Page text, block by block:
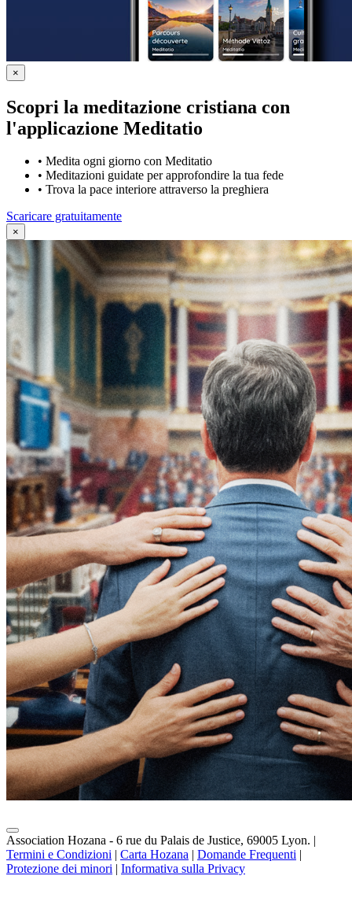
×
Scopri la meditazione cristiana con
l'applicazione Meditatio
• Medita ogni giorno con Meditatio
• Meditazioni guidate per approfondire la tua fede
• Trova la pace interiore attraverso la preghiera
Scaricare gratuitamente
×
Association Hozana - 6 rue du Palais de Justice, 69005 Lyon. |
Termini e Condizioni | Carta Hozana | Domande Frequenti |
Protezione dei minori | Informativa sulla Privacy